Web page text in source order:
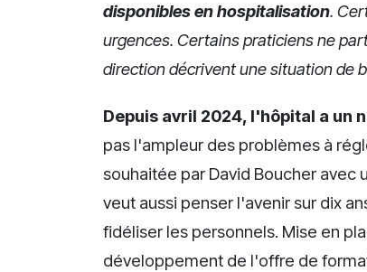
disponibles en hospitalisation.
urgences. Certains praticiens ne
direction décrivent une situation de
Depuis avril 2024, l'hôpital a un
pas l'ampleur des problèmes à
souhaitée par David Boucher avec
veut aussi penser l'avenir sur dix
fidéliser les personnels. Mise en
développement de l'offre de